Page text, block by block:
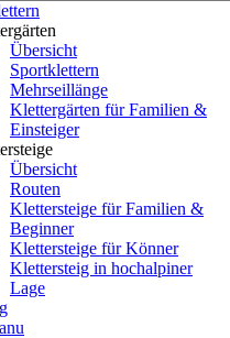
Übersicht
Sportklettern
Mehrseillänge
Klettergärten für Familien &
Einsteiger
Übersicht
Routen
Klettersteige für Familien &
Beginner
Klettersteige für Könner
Klettersteig in hochalpiner
Lage